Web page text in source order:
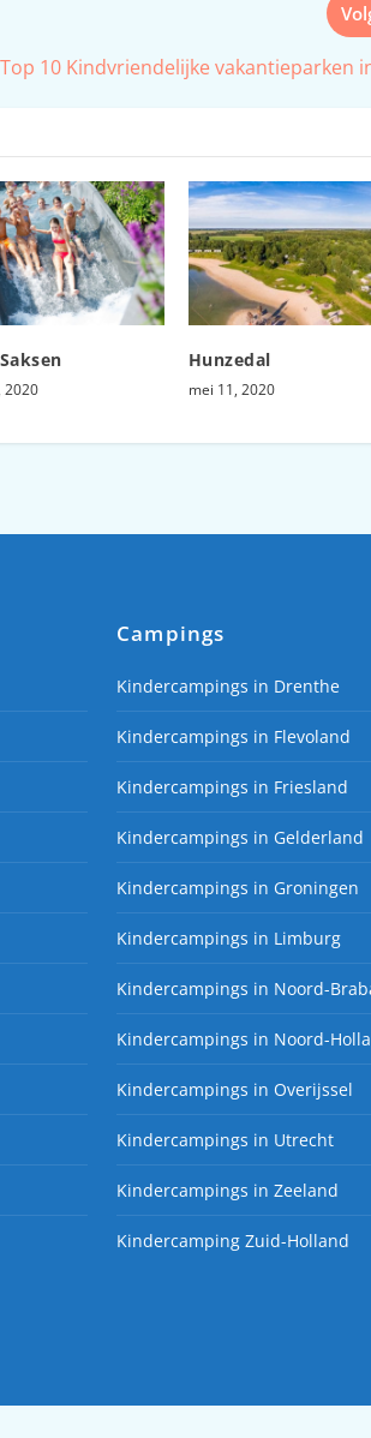
Top 10 Kindvriendelijke vakantieparken
2020
Hunzedal
mei 11, 2020
Campings
Kindercampings in Drenthe
Kindercampings in Flevoland
Kindercampings in Friesland
Kindercampings in Gelderland
Kindercampings in Groningen
Kindercampings in Limburg
Kindercampings in Noord-
Kindercampings in Noord-
Kindercampings in Overijssel
Kindercampings in Utrecht
Kindercampings in Zeeland
Kindercamping Zuid-Holland